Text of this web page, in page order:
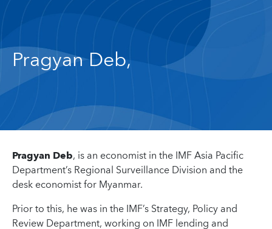
Pragyan Deb,
Pragyan Deb, is an economist in the IMF Asia Pacific
Department’s Regional Surveillance Division and the
desk economist for Myanmar.
Prior to this, he was in the IMF’s Strategy, Policy and
Review Department, working on IMF lending and